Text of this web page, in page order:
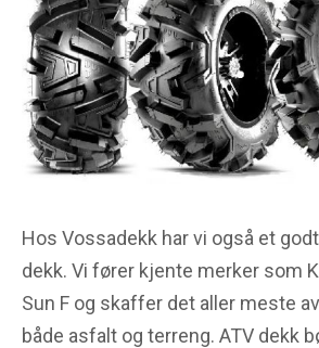
Hos Vossadekk har vi også et
dekk. Vi fører kjente merker som
Sun F og skaffer det aller meste
både asfalt og terreng. ATV dekk